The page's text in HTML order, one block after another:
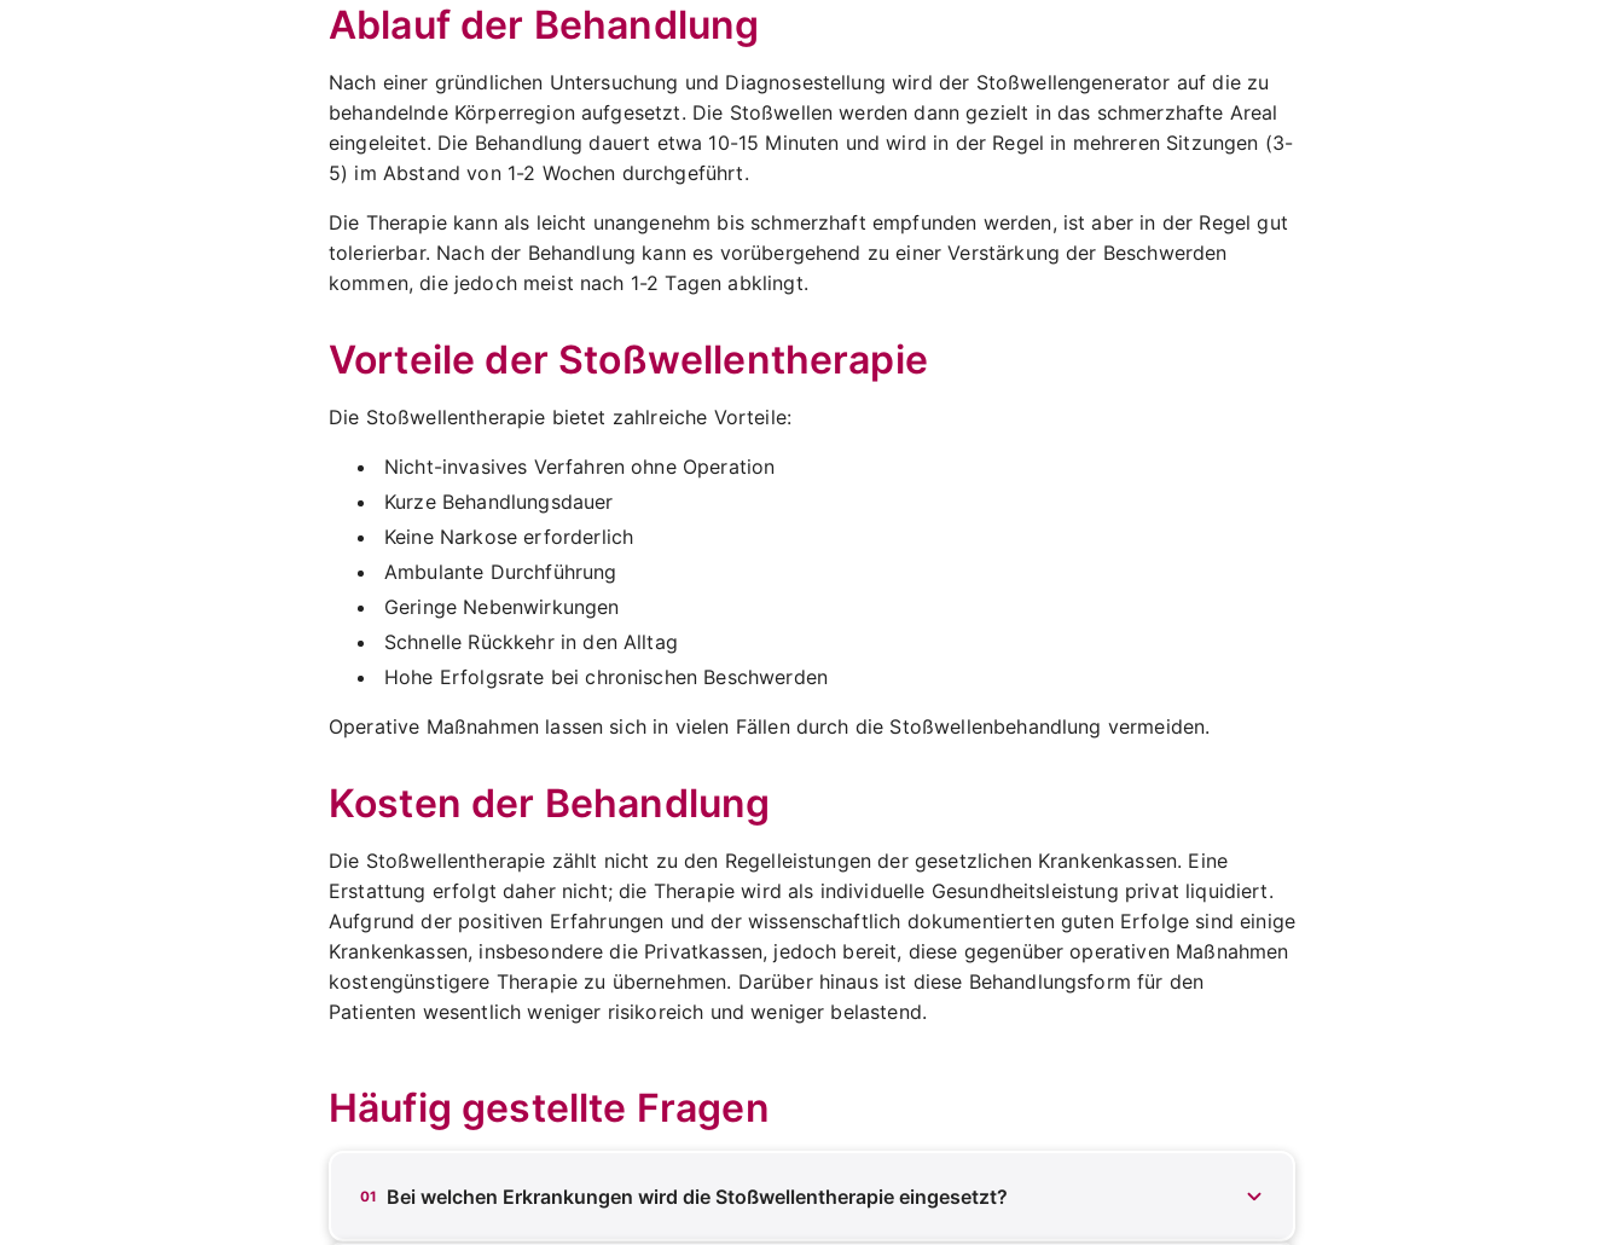
Ablauf der Behandlung
Nach einer gründlichen Untersuchung und Diagnosestellung wird der Stoßwellengenerator auf die zu
behandelnde Körperregion aufgesetzt. Die Stoßwellen werden dann gezielt in das schmerzhafte Areal
eingeleitet. Die Behandlung dauert etwa 10-15 Minuten und wird in der Regel in mehreren Sitzungen (3-
5) im Abstand von 1-2 Wochen durchgeführt.
Die Therapie kann als leicht unangenehm bis schmerzhaft empfunden werden, ist aber in der Regel gut
tolerierbar. Nach der Behandlung kann es vorübergehend zu einer Verstärkung der Beschwerden
kommen, die jedoch meist nach 1-2 Tagen abklingt.
Vorteile der Stoßwellentherapie
Die Stoßwellentherapie bietet zahlreiche Vorteile:
Nicht-invasives Verfahren ohne Operation
Kurze Behandlungsdauer
Keine Narkose erforderlich
Ambulante Durchführung
Geringe Nebenwirkungen
Schnelle Rückkehr in den Alltag
Hohe Erfolgsrate bei chronischen Beschwerden
Operative Maßnahmen lassen sich in vielen Fällen durch die Stoßwellenbehandlung vermeiden.
Kosten der Behandlung
Die Stoßwellentherapie zählt nicht zu den Regelleistungen der gesetzlichen Krankenkassen. Eine
Erstattung erfolgt daher nicht; die Therapie wird als individuelle Gesundheitsleistung privat liquidiert.
Aufgrund der positiven Erfahrungen und der wissenschaftlich dokumentierten guten Erfolge sind einige
Krankenkassen, insbesondere die Privatkassen, jedoch bereit, diese gegenüber operativen Maßnahmen
kostengünstigere Therapie zu übernehmen. Darüber hinaus ist diese Behandlungsform für den
Patienten wesentlich weniger risikoreich und weniger belastend.
Häufig gestellte Fragen
01 Bei welchen Erkrankungen wird die Stoßwellentherapie eingesetzt?